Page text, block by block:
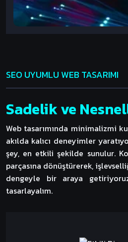
SEO UYUMLU WEB TASARIMI
Sadelik ve
Web tasarımında minimalizmi
akılda kalıcı deneyimler
şey, en etkili şekilde sunulur.
parçasına dönüştürerek,
dengeyle bir araya
tasarlayalım.